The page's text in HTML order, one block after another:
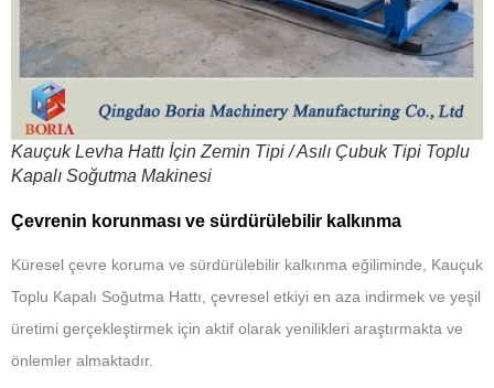
Kauçuk Levha Hattı İçin Zemin Tipi / Asılı Çubuk Tipi Toplu
Kapalı Soğutma Makinesi
Çevrenin korunması ve sürdürülebilir kalkınma
Küresel çevre koruma ve sürdürülebilir kalkınma eğiliminde, Kauçuk
Toplu Kapalı Soğutma Hattı, çevresel etkiyi en aza indirmek ve yeşil
üretimi gerçekleştirmek için aktif olarak yenilikleri araştırmakta ve
önlemler almaktadır.